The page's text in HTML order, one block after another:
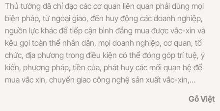
Thủ tướng đã chỉ đạo các cơ quan liên quan phải dùng mọi
biện pháp, từ ngoại giao, đến huy động các doanh nghiệp,
nguồn lực khác để tiếp cận bình đẳng mua được vắc-xin và
kêu gọi toàn thể nhân dân, mọi doanh nghiệp, cơ quan, tổ
chức, địa phương trong điều kiện có thể đóng góp trí tuệ, ý
kiến, phương pháp, tiền của, phát huy các mối quan hệ để
mua vắc xin, chuyển giao công nghệ sản xuất vắc-xin,…
Gỗ Việt